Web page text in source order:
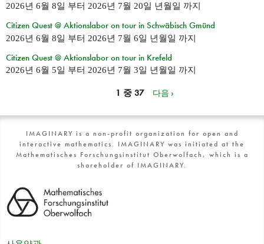
2026년 6월 8일 부터 2026년 7월 20일 년월일 까지
Citizen Quest @ Aktionslabor on tour in Schwäbisch Gmünd
2026년 6월 8일 부터 2026년 7월 6일 년월일 까지
Citizen Quest @ Aktionslabor on tour in Krefeld
2026년 6월 5일 부터 2026년 7월 3일 년월일 까지
1 중 37 다음 ›
IMAGINARY is a non-profit organization for open and
interactive mathematics. IMAGINARY was initiated at the
Mathematisches Forschungsinstitut Oberwolfach, which is a
shareholder of IMAGINARY.